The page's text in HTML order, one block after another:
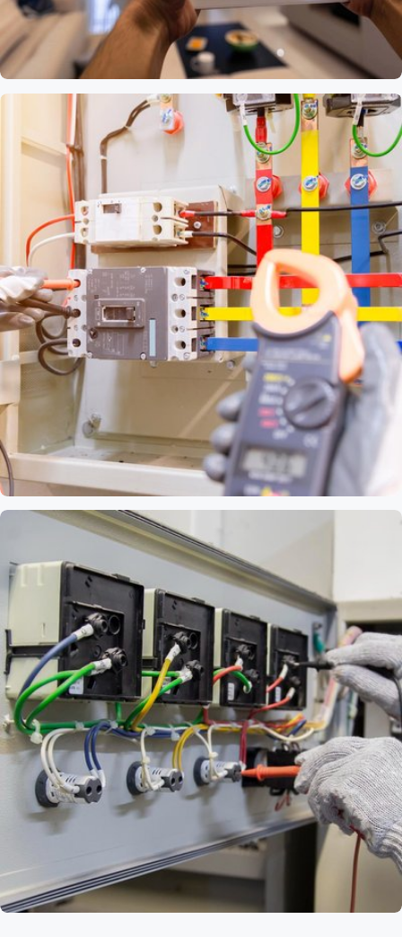
Domotique à Villeneuve-
Saint-Georges
Mise aux normes électriques à
Villeneuve-Saint-Georges